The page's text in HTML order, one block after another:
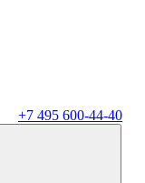
+7 495 600-44-40